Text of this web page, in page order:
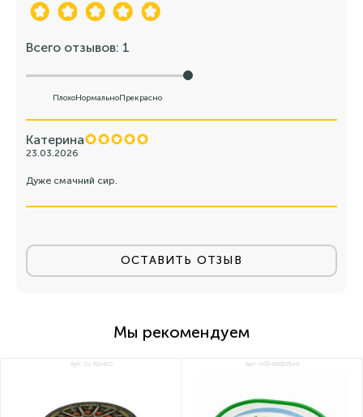
Всего отзывов: 1
ПлохоНормальноПрекрасно
Катерина
23.03.2026
Дуже смачний сир.
ОСТАВИТЬ ОТЗЫВ
Мы рекомендуем
Арт: DLR18403 Арт: НФ-00002549